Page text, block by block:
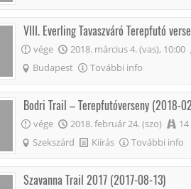
VIII. Everling Tavaszváró Terepfutó
vége 2018. március 4. (vas), 10:00
Budapest
További info
Bodri Trail – Terepfutóverseny (2018-
vége 2018. február 24. (szo)
Szekszárd
Kiírás További info
Szavanna Trail 2017 (2017-08-13)